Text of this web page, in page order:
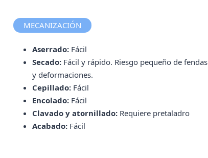
MECANIZACIÓN
Aserrado: Fácil
Secado: Fácil y rápido. Riesgo pequeño de fendas
y deformaciones.
Cepillado: Fácil
Encolado: Fácil
Clavado y atornillado: Requiere pretaladro
Acabado: Fácil